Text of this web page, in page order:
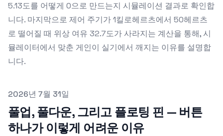
5.13도를 어떻게 0으로 만드는지 시뮬레이션 결과로 확인합
니다. 마지막으로 제어 주기가 1킬로헤르츠에서 50헤르츠
로 떨어질 때 위상 여유 32.7도가 사라지는 계산을 통해, 시
뮬레이터에서 맞춘 게인이 실기에서 깨지는 이유를 설명합
니다.
Published on
2026년 7월 31일
풀업, 풀다운, 그리고 플로팅 핀 — 버튼
하나가 이렇게 어려운 이유